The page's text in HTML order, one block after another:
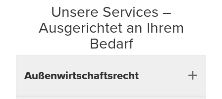
Unsere Services –
Ausgerichtet an Ihrem
Bedarf
Außenwirtschaftsrecht